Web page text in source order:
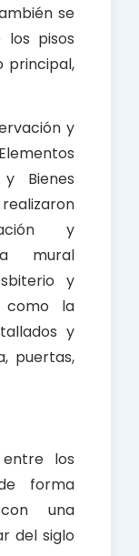
se
los pisos
principal,
y
Bienes
y
mural
y
como la
y
puertas,
los
forma
una
del siglo